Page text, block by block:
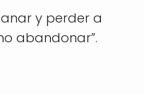
y perder a
abandonar”.